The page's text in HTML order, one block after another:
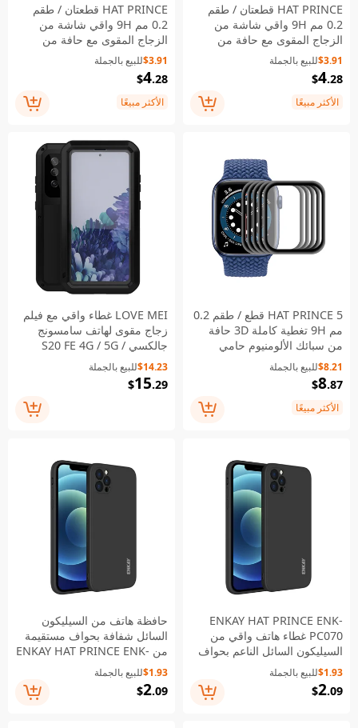
HAT PRINCE قطعتان / طقم
0.2 مم 9H واقي شاشة من
الزجاج المقوى مع حافة من
سبائك الألومنيوم ثلاثية الأبعاد
لهواتف Apple Watch Series
SE3 / SE2 / SE1 / 6 / 5 / 4
بحجم 40 مم
$3.91للبيع بالجملة
$4.28
الأكثر مبيعًا
HAT PRINCE قطعتان / طقم
0.2 مم 9H واقي شاشة من
الزجاج المقوى مع حافة من
سبائك الألومنيوم ثلاثية الأبعاد
لهاتف Apple Watch SE3 / SE2
/ SE1 / 6 / 5 / 4 بحجم 44 مم
$3.91للبيع بالجملة
$4.28
الأكثر مبيعًا
HAT PRINCE 5 قطع / طقم 0.2
مم 9H تغطية كاملة 3D حافة
من سبائك الألومنيوم حامي
شاشة زجاجي مقسّى لساعة
Apple Watch Series SE3 /
مم
$8.21للبيع بالجملة
$8.87
الأكثر مبيعًا
LOVE MEI غطاء واقي مع فيلم
زجاج مقوى لهاتف سامسونج
جالكسي S20 FE 4G / 5G /
للصدمات والانزلاق والغبار - أسود
$14.23للبيع بالجملة
$15.29
ENKAY HAT PRINCE ENK-
PC070 غطاء هاتف واقي من
السيليكون السائل الناعم بحواف
مستقيمة وفتحات دقيقة للآيفون
$1.93للبيع بالجملة
$2.09
حافظة هاتف من السيليكون
السائل شفافة بحواف مستقيمة
من ENKAY HAT PRINCE ENK-
PC069 لتوفير حماية دقيقة لهاتف
iPhone 12 Pro - أسود
$1.93للبيع بالجملة
$2.09